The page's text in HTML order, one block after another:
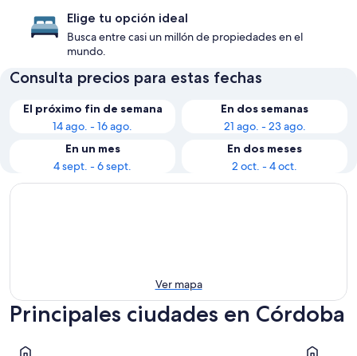
Elige tu opción ideal
Busca entre casi un millón de propiedades en el
mundo.
Consulta precios para estas fechas
El próximo fin de semana
14 ago. - 16 ago.
En dos semanas
21 ago. - 23 ago.
En un mes
4 sept. - 6 sept.
En dos meses
2 oct. - 4 oct.
Ver mapa
Principales ciudades en Córdoba
Córdoba Rio Cuarto